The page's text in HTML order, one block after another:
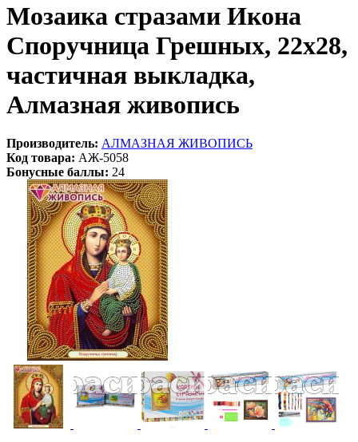
Мозаика стразами Икона
Споручница Грешных, 22x28,
частичная выкладка,
Алмазная живопись
Производитель: АЛМАЗНАЯ ЖИВОПИСЬ
Код товара: АЖ-5058
Бонусные баллы: 24